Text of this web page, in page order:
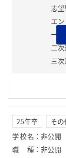
志
エ
一
二
三
25年卒 その
学校名 ： 非公開
職種 ： 非公開